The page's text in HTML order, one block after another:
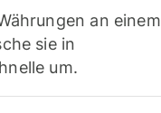
an einem
sie in
um.